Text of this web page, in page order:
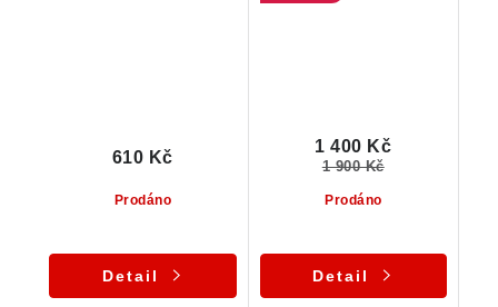
Prodáno
610 Kč
Detail
Prodáno
1 400 Kč
1 900 Kč
Detail